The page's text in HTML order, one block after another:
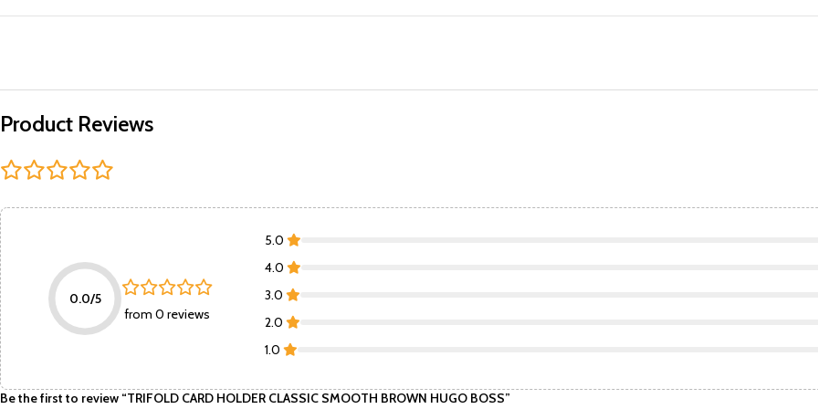
Product Reviews
0.0/5
from 0 reviews
5.0
4.0
3.0
2.0
1.0
Be the first to review “TRIFOLD CARD HOLDER CLASSIC SMOOTH BROWN HUGO BOSS”